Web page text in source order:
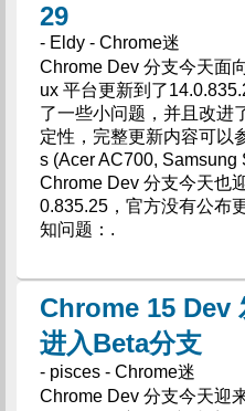
29
- Eldy - Chrome迷
Chrome Dev 分支今天面
ux 平台更新到了
了一些小问题，并且改进
定性，完整更新内容可以
s (Acer AC700, Samsung
Chrome Dev 分支今天也
0.835.25，官方没有公布
知问题：.
Chrome 15 Dev
进入Beta分支
- pisces - Chrome迷
Chrome Dev 分支今天迎